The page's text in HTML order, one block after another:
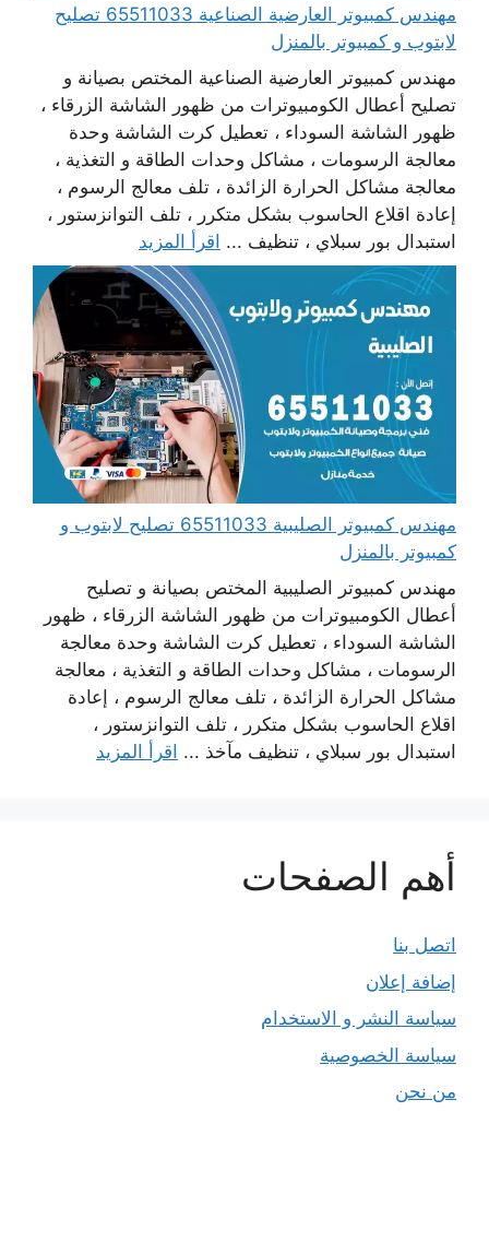
مهندس كمبيوتر العارضية الصناعية 65511033 تصليح
لابتوب و كمبيوتر بالمنزل
مهندس كمبيوتر العارضية الصناعية المختص بصيانة و
تصليح أعطال الكومبيوترات من ظهور الشاشة الزرقاء ،
ظهور الشاشة السوداء ، تعطيل كرت الشاشة وحدة
معالجة الرسومات ، مشاكل وحدات الطاقة و التغذية ،
معالجة مشاكل الحرارة الزائدة ، تلف معالج الرسوم ،
إعادة اقلاع الحاسوب بشكل متكرر ، تلف التوانزستور ،
استبدال بور سبلاي ، تنظيف ... اقرأ المزيد
مهندس كمبيوتر الصليبية 65511033 تصليح لابتوب و
كمبيوتر بالمنزل
مهندس كمبيوتر الصليبية المختص بصيانة و تصليح
أعطال الكومبيوترات من ظهور الشاشة الزرقاء ، ظهور
الشاشة السوداء ، تعطيل كرت الشاشة وحدة معالجة
الرسومات ، مشاكل وحدات الطاقة و التغذية ، معالجة
مشاكل الحرارة الزائدة ، تلف معالج الرسوم ، إعادة
اقلاع الحاسوب بشكل متكرر ، تلف التوانزستور ،
استبدال بور سبلاي ، تنظيف مآخذ ... اقرأ المزيد
أهم الصفحات
اتصل بنا
إضافة إعلان
سياسة النشر و الاستخدام
سياسة الخصوصية
من نحن